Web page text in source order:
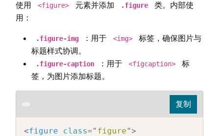
使用 <figure> 元素并添加 .figure
类。内部使
用：
.figure-img ：用于 <img>
标签，确保图片与
标题样式协调。
.figure-caption ：用于 <figcaption>
标
签，为图片添加标题。
<figure class=" figure">